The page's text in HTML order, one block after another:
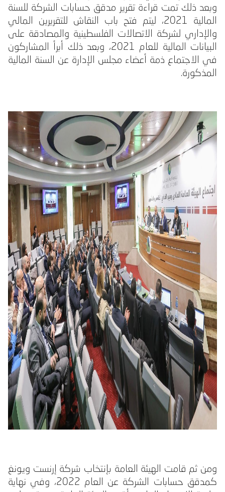
وبعد ذلك تمت قراءة تقرير مدقق حسابات الشركة للسنة
المالية 2021، ليتم فتح باب النقاش للتقريرين المالي
والإداري لشركة الاتصالات الفلسطينية والمصادقة على
البيانات المالية للعام 2021، وبعد ذلك أبرأ المشاركون
في الاجتماع ذمة أعضاء مجلس الإدارة عن السنة المالية
المذكورة.
ومن ثم قامت الهيئة العامة بإنتخاب شركة إرنست ويونغ
كمدقق حسابات الشركة عن العام 2022، وفي نهاية